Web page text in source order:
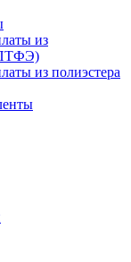
из
из полиэстера